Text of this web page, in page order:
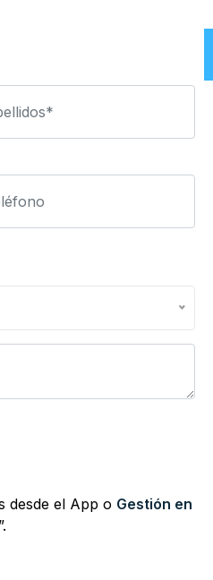
desde el App o Gestión en